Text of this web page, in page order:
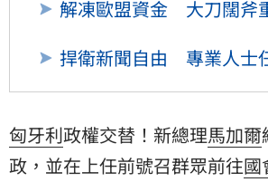
解凍歐盟資金 大刀闊斧
捍衛新聞自由 專業人士
匈牙利政權交替！新總理馬加爾
政，並在上任前號召群眾前往國